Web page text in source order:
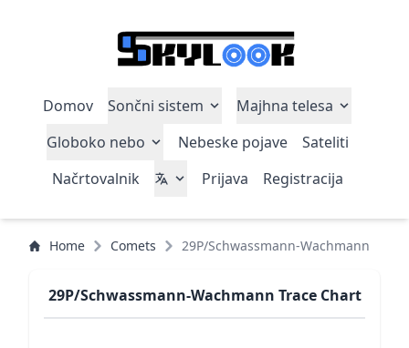
Domov Sončni sistem
Majhna telesa
Globoko nebo
Nebeske pojave
Sateliti
Načrtovalnik
Prijava Registracija
Home Comets 29P/Schwassmann-Wachmann
29P/Schwassmann-Wachmann Trace Chart